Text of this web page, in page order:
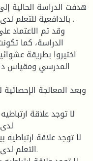
هدفت الدراسة الحالية
بالدافعية للتعلم
وقد تم الاعتماد
اختيروا بطريقة
المدرسي ومقياس
وبعد المعالجة
لا توجد علاقة
لا توجد علاقة
التعلم